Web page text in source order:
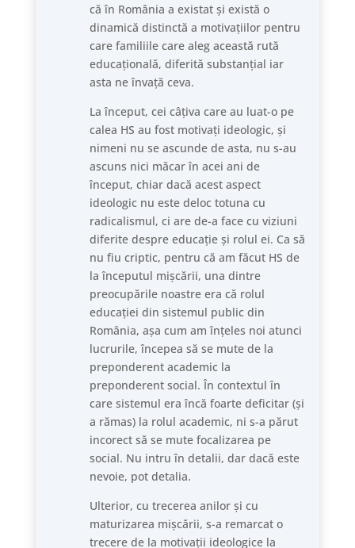
că în România a existat și există o
dinamică distinctă a motivațiilor pentru
care familiile care aleg această rută
educațională, diferită substanțial iar
asta ne învață ceva.
La început, cei câțiva care au luat-o pe
calea HS au fost motivați ideologic, și
nimeni nu se ascunde de asta, nu s-au
ascuns nici măcar în acei ani de
început, chiar dacă acest aspect
ideologic nu este deloc totuna cu
radicalismul, ci are de-a face cu viziuni
diferite despre educație și rolul ei. Ca să
nu fiu criptic, pentru că am făcut HS de
la începutul mișcării, una dintre
preocupările noastre era că rolul
educației din sistemul public din
România, așa cum am înțeles noi atunci
lucrurile, începea să se mute de la
preponderent academic la
preponderent social. În contextul în
care sistemul era încă foarte deficitar (și
a rămas) la rolul academic, ni s-a părut
incorect să se mute focalizarea pe
social. Nu intru în detalii, dar dacă este
nevoie, pot detalia.
Ulterior, cu trecerea anilor și cu
maturizarea mișcării, s-a remarcat o
trecere de la motivații ideologice la